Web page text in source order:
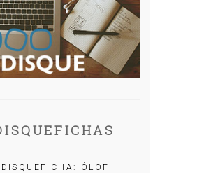
DISQUEFICHA: ÓLÖF